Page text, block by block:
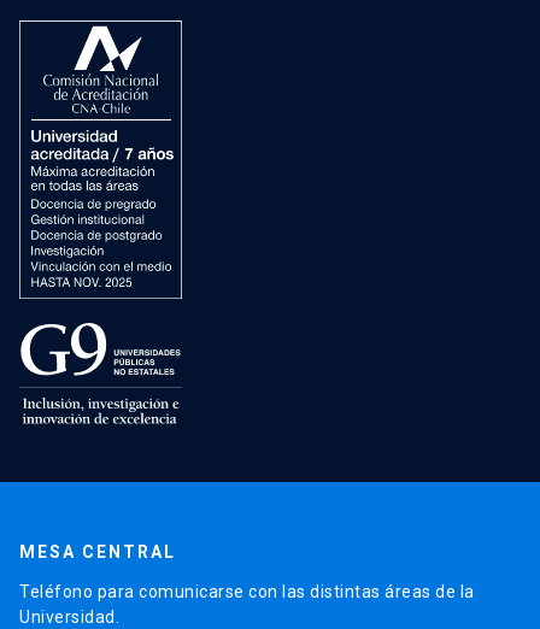
MESA CENTRAL
Teléfono para comunicarse con las distintas áreas de la
Universidad.